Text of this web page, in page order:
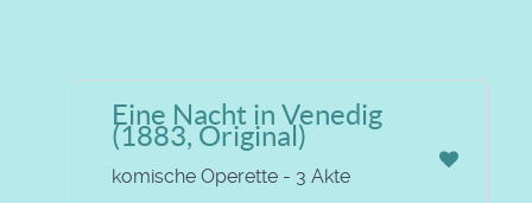
Eine Nacht in Venedig
(1883, Original)
komische Operette - 3 Akte